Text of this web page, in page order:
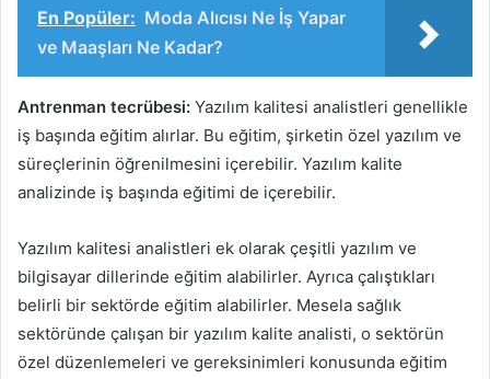
En Popüler: Moda Alıcısı Ne İş Yapar
ve Maaşları Ne Kadar?
Antrenman tecrübesi: Yazılım kalitesi analistleri genellikle
iş başında eğitim alırlar. Bu eğitim, şirketin özel yazılım ve
süreçlerinin öğrenilmesini içerebilir. Yazılım kalite
analizinde iş başında eğitimi de içerebilir.
Yazılım kalitesi analistleri ek olarak çeşitli yazılım ve
bilgisayar dillerinde eğitim alabilirler. Ayrıca çalıştıkları
belirli bir sektörde eğitim alabilirler. Mesela sağlık
sektöründe çalışan bir yazılım kalite analisti, o sektörün
özel düzenlemeleri ve gereksinimleri konusunda eğitim